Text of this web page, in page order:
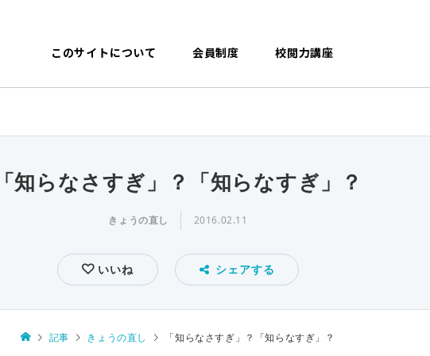
このサイトについて 会員制度 校閲力講座
知らなさすぎ」？「知らなすぎ」？
きょうの直し 2016.02.11
いいね シェアする
記事 きょうの直し 「知らなさすぎ」？「知らなすぎ」？